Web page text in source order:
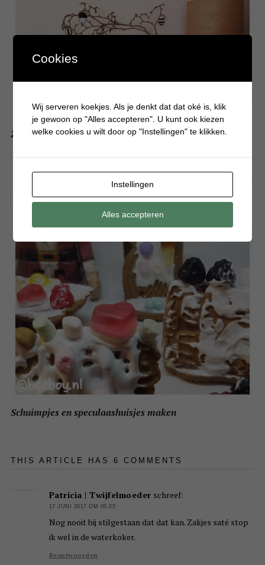
Zo maak je zwart wit paaseieren voor in de paastak
Schuimpjes en speculaashuisjes maken
THIS ARTICLE HAS 6 COMMENTS
Patricia | Twijfelmoeder schreef:
17 JUNI 2017 OM 05:25
Nog nooit bij stilgestaan dat dat kan. Zakjes saté stop
ik wel in de waterkoker.
Beantwoorden
Cookies
Wij serveren koekjes. Als je denkt dat dat oké is, klik
je gewoon op "Alles accepteren". U kunt ook kiezen
welke cookies u wilt door op "Instellingen" te klikken.
Instellingen
Alles accepteren